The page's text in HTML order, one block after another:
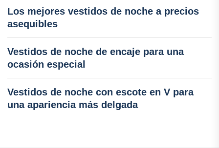
Los mejores vestidos de noche a precios
asequibles
Vestidos de noche de encaje para una
ocasión especial
Vestidos de noche con escote en V para
una apariencia más delgada